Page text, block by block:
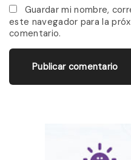
*
a
i
l
Guardar mi nombre,
este navegador para la
comentario.